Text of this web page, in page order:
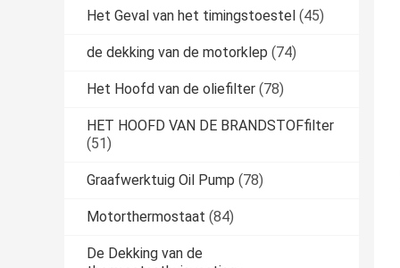
Het Geval van het timingstoestel (45)
de dekking van de motorklep (74)
Het Hoofd van de oliefilter (78)
HET HOOFD VAN DE BRANDSTOFfilter
(51)
Graafwerktuig Oil Pump (78)
Motorthermostaat (84)
De Dekking van de